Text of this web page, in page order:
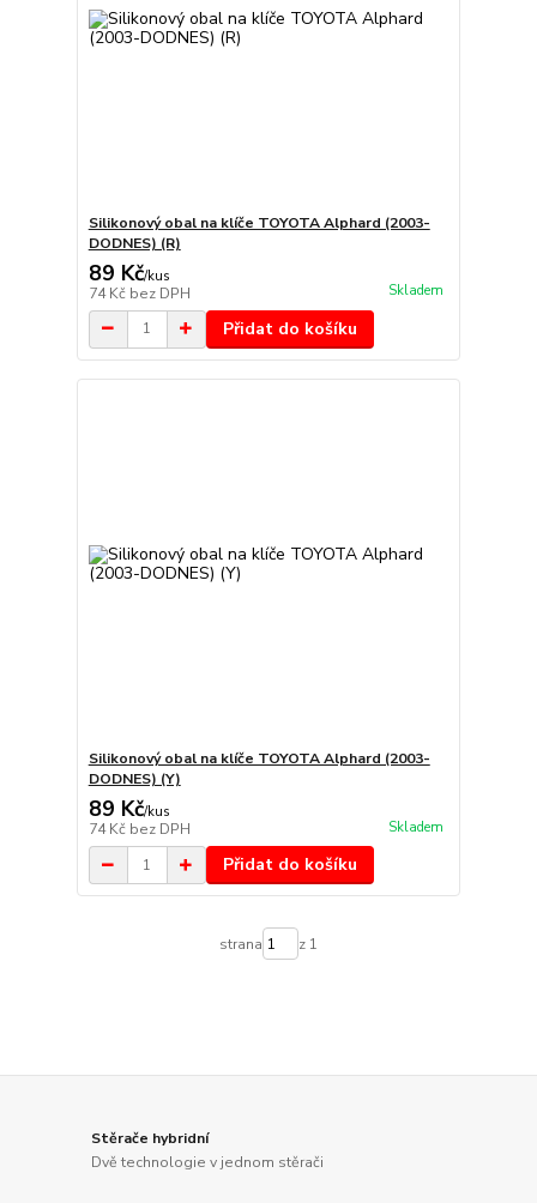
Silikonový obal na klíče TOYOTA Alphard (2003-
DODNES) (R)
89 Kč/kus
74 Kč bez DPH Skladem
Přidat do košíku
Silikonový obal na klíče TOYOTA Alphard (2003-
DODNES) (Y)
89 Kč/kus
74 Kč bez DPH Skladem
Přidat do košíku
strana z 1
Stěrače hybridní
Dvě technologie v jednom stěrači